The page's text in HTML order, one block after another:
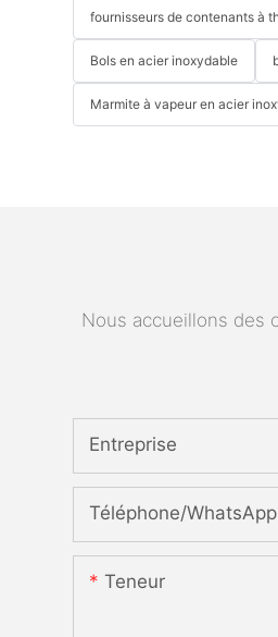
fournisseurs de contenants à
Bols en acier inoxydable
Marmite à vapeur en acier
Nous accueillons des
Entreprise
Téléphone/WhatsApp
Teneur